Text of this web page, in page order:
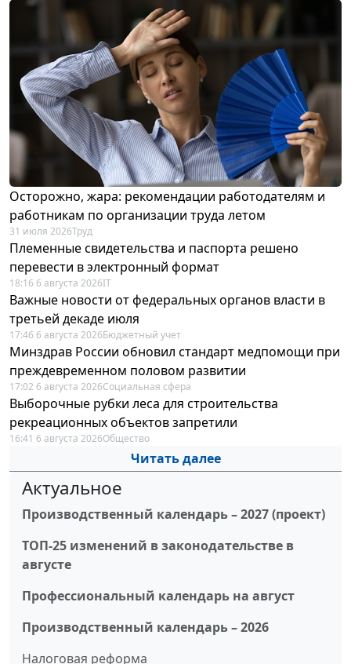
Осторожно, жара: рекомендации работодателям и
работникам по организации труда летом
31 июля 2026Труд
Племенные свидетельства и паспорта решено
перевести в электронный формат
18:16 6 августа 2026IT
Важные новости от федеральных органов власти в
третьей декаде июля
17:46 6 августа 2026Бюджетный учет
Минздрав России обновил стандарт медпомощи при
преждевременном половом развитии
17:02 6 августа 2026Социальная сфера
Выборочные рубки леса для строительства
рекреационных объектов запретили
16:41 6 августа 2026Общество
Читать далее
Актуальное
Производственный календарь – 2027 (проект)
ТОП-25 изменений в законодательстве в
августе
Профессиональный календарь на август
Производственный календарь – 2026
Налоговая реформа